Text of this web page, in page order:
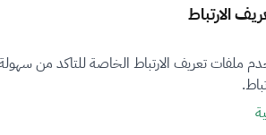
عن "المنشآت
الارتباط
ملفات تعريف الارتباط الخاصة للتاكد من